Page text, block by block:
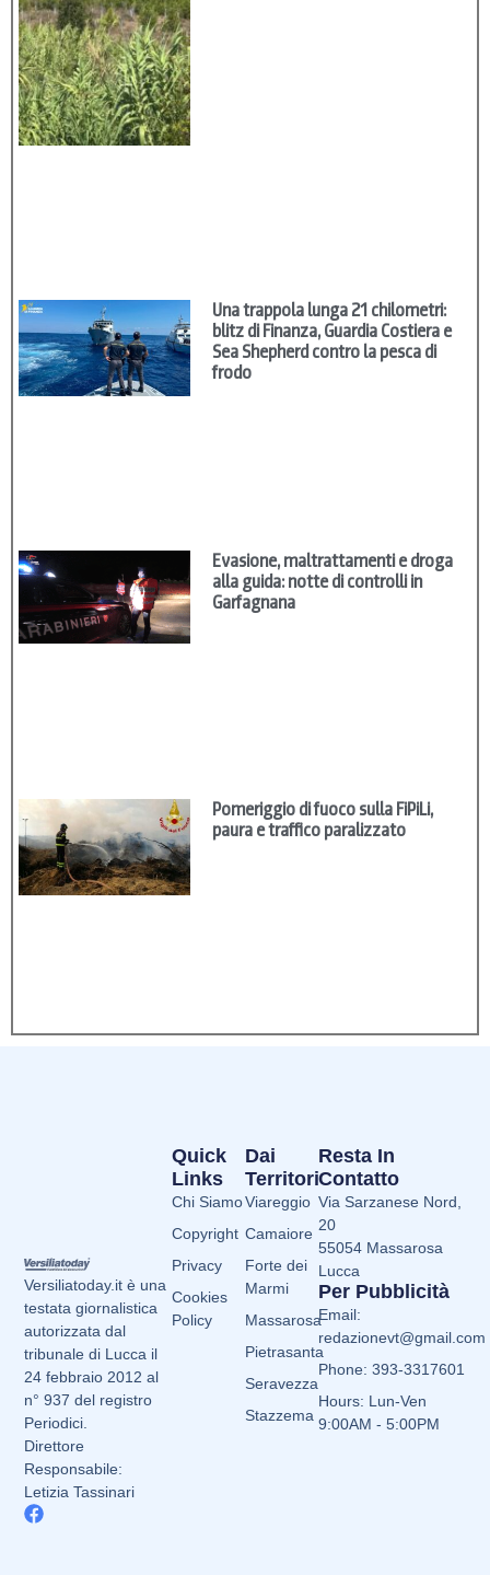
Una trappola lunga 21 chilometri:
blitz di Finanza, Guardia Costiera e
Sea Shepherd contro la pesca di
frodo
Evasione, maltrattamenti e droga
alla guida: notte di controlli in
Garfagnana
Pomeriggio di fuoco sulla FiPiLi,
paura e traffico paralizzato
Versiliatoday.it è una
testata giornalistica
autorizzata dal
tribunale di Lucca il
24 febbraio 2012 al
n° 937 del registro
Periodici.
Direttore
Responsabile:
Letizia Tassinari
Dai
Territori
Viareggio
Camaiore
Forte dei
Marmi
Massarosa
Pietrasanta
Seravezza
Stazzema
Quick
Links
Chi Siamo
Copyright
Privacy
Cookies
Policy
Resta In
Contatto
Via Sarzanese Nord,
20
55054 Massarosa
Lucca
Per Pubblicità
Email:
redazionevt@gmail.com
Phone: 393-3317601
Hours: Lun-Ven
9:00AM - 5:00PM